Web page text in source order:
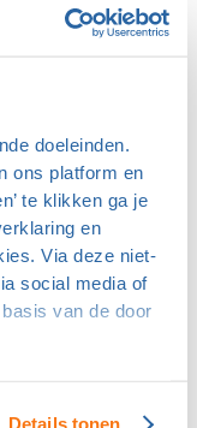
doeleinden.
ons platform en
te klikken ga je
en
Via deze niet-
social media of
van de door
Details tonen
organisatie werkt
zich volledig
uit in ruim 75
en Latijns-
kunnen
en hun eigen
maar ook bij het
ingezameld
wordt later